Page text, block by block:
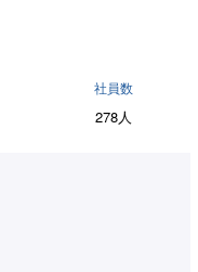
社員数
278人